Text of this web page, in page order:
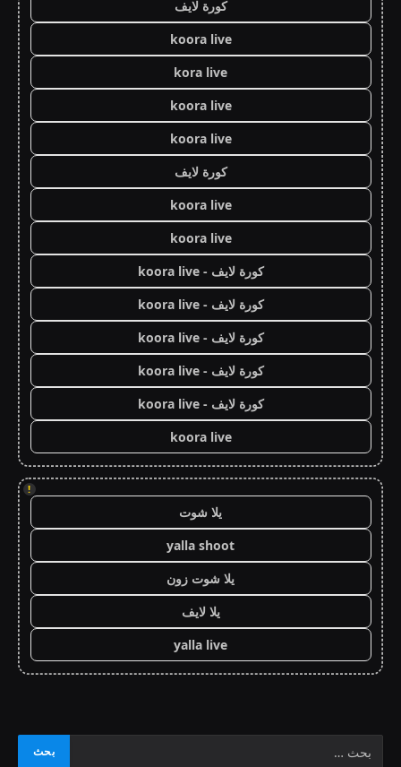
كورة لايف
koora live
kora live
koora live
koora live
كورة لايف
koora live
koora live
كورة لايف - koora live
كورة لايف - koora live
كورة لايف - koora live
كورة لايف - koora live
كورة لايف - koora live
koora live
!
يلا شوت
yalla shoot
يلا شوت زون
يلا لايف
yalla live